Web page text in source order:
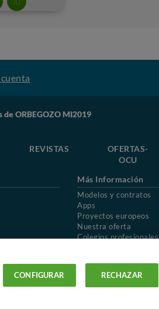
ORBEGOZO MI2019
REVISTAS
OFERTAS-
OCU
Más Información
Modelos y contratos
Apps
Proyectos europeos
Nuestra oferta
Colegios profesionales
de OCU
CONFIGURAR RECHAZAR